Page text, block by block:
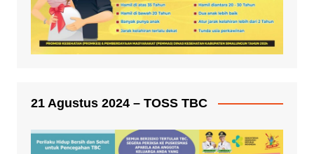
21 Agustus 2024 – TOSS TBC